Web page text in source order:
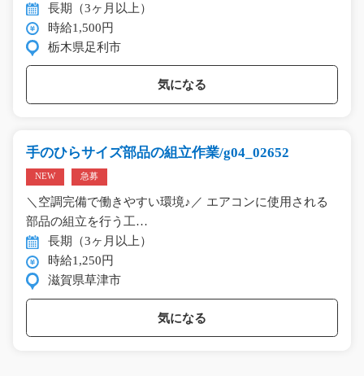
長期（3ヶ月以上）
時給1,500円
栃木県足利市
気になる
手のひらサイズ部品の組立作業/g04_02652
NEW 急募
＼空調完備で働きやすい環境♪／ エアコンに使用される
部品の組立を行う工…
長期（3ヶ月以上）
時給1,250円
滋賀県草津市
気になる